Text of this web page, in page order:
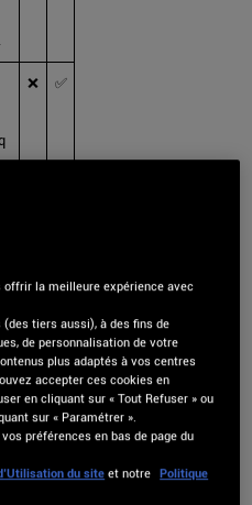
❌ ✅
6.3.2
et supérieur
la meilleure expérience avec
tiers aussi), à des fins de
de personnalisation de votre
plus adaptés à vos centres
accepter ces cookies en
en cliquant sur « Tout Refuser » ou
sur « Paramétrer ».
préférences en bas de page du
du site et notre Politique